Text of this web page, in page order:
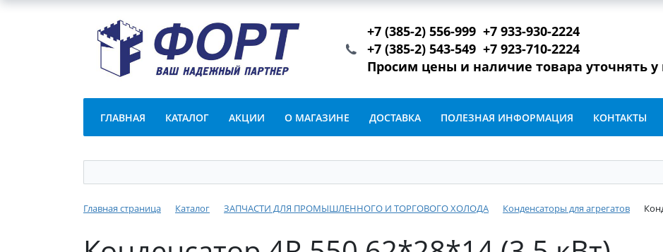
+7 (385-2) 556-999 +7 933-930-2224
+7 (385-2) 543-549 +7 923-710-2224
Просим цены и наличие товара уточнять
ГЛАВНАЯ КАТАЛОГ АКЦИИ О МАГАЗИНЕ ДОСТАВКА ПОЛЕЗНАЯ ИНФОРМАЦИЯ КОНТАКТЫ
Главная страница Каталог ЗАПЧАСТИ ДЛЯ ПРОМЫШЛЕННОГО И ТОРГОВОГО ХОЛОДА Конденсаторы для агрегатов